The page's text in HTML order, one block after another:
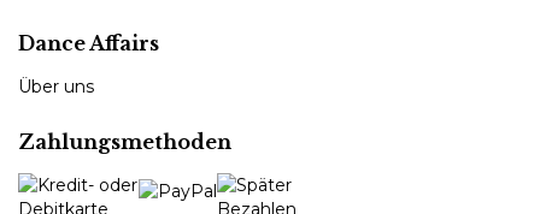
Dance Affairs
Über uns
Zahlungsmethoden